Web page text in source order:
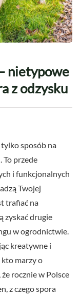
nietypowe
z odzysku
sposób na
To przede
i funkcjonalnych
Twojej
trafiać na
zyskać drugie
w ogrodnictwie.
kreatywne i
marzy o
rocznie w Polsce
z czego spora